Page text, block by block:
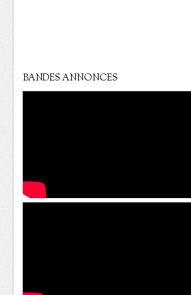
BANDES ANNONCES